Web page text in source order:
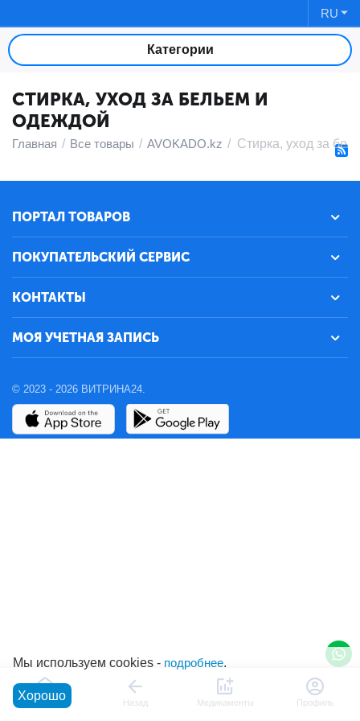
RU
Категории
СТИРКА, УХОД ЗА БЕЛЬЕМ И
ОДЕЖДОЙ
Главная / Все товары / AVOKADO.kz / Стирка, уход за
ПОРТАЛ ТОВАРОВ
ПОКУПАТЕЛЬСКИЙ СЕРВИС
КОНТАКТЫ
МОЯ УЧЕТНАЯ ЗАПИСЬ
© 2023 - 2026 ВИТРИНА24.
Главная Назад Медикаменты Профиль
Мы используем cookies - подробнее.
Хорошо